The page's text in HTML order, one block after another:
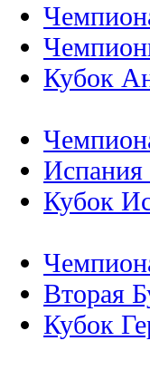
Кубок
Испания
Кубок
Вторая
Кубок